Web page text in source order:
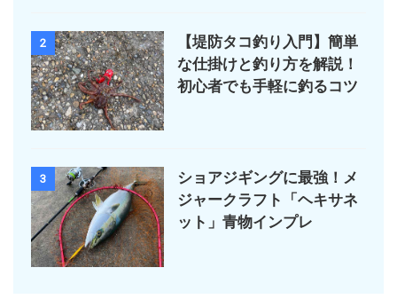
2
【堤防タコ釣り入門】簡単
な仕掛けと釣り方を解説！
初心者でも手軽に釣るコツ
3
ショアジギングに最強！メ
ジャークラフト「ヘキサネ
ット」青物インプレ